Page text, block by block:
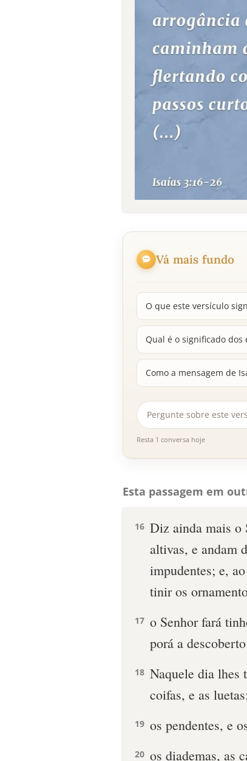
Vá mais fundo
O que este versículo
Qual é o significado
Como a mensagem de
Resta 1 conversa hoje
Esta passagem em
16 Diz ainda mais o
altivas, e andam
impudentes; e,
tinir os
17 o Senhor fará
porá a
18 Naquele dia lhes
coifas, e as
19 os pendentes, e
20 os diademas, as